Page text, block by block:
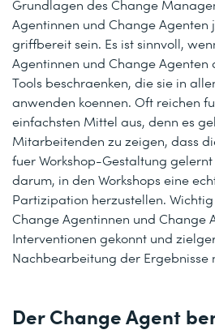
Grundlagen des Change
Agentinnen und Change Agenten
griffbereit sein. Es ist sinnvoll,
Agentinnen und Change
Tools beschraenken, die sie in
anwenden koennen. Oft reichen
einfachsten Mittel aus, denn es
Mitarbeitenden zu zeigen, dass
fuer Workshop-Gestaltung
darum, in den Workshops eine
Partizipation herzustellen.
Change Agentinnen und Change
Interventionen gekonnt und
Nachbearbeitung der Ergebnisse
Der Change Agent